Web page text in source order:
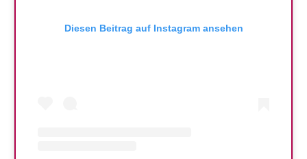
Diesen Beitrag auf Instagram ansehen